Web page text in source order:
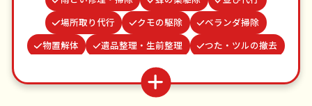
場所取り代行
クモの駆除
ベランダ掃除
物置解体
遺品整理・生前整理
つた・ツルの撤去
病院付き添い
お墓参り代行
家具組立
ゴキブリ駆除